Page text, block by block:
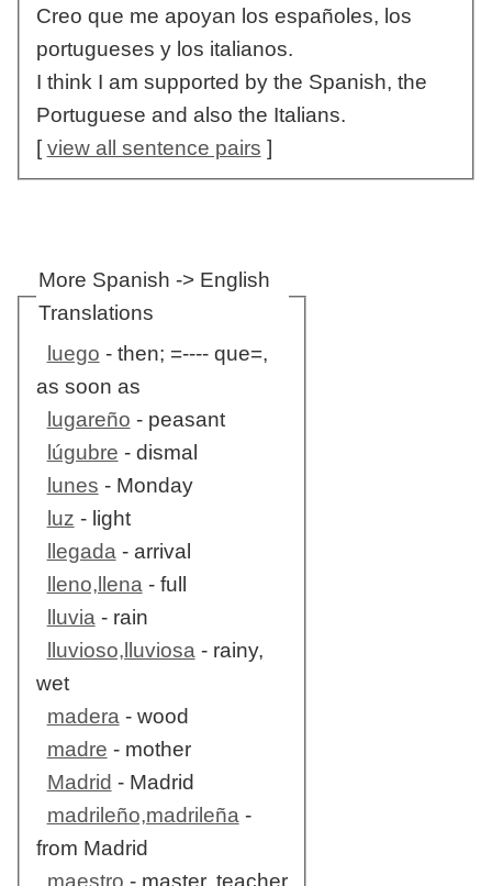
Creo que me apoyan los españoles, los
portugueses y los italianos.
I think I am supported by the Spanish, the
Portuguese and also the Italians.
[view all sentence pairs ]
More Spanish -> English
Translations
luego - then; =---- que=,
as soon as
lugareño - peasant
lúgubre - dismal
lunes - Monday
luz - light
llegada - arrival
lleno,llena - full
lluvia - rain
lluvioso,lluviosa - rainy,
wet
madera - wood
madre - mother
Madrid - Madrid
madrileño,madrileña -
from Madrid
maestro - master, teacher